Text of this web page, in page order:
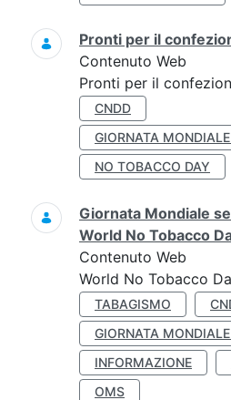
Pronti per il
Contenuto Web
Pronti per il
CNDD
GIORNATA
NO TOBACCO DAY
Giornata Mondiale
World No Tobacco
Contenuto Web
World No Tobacco
TABAGISMO
GIORNATA
INFORMAZIONE
OMS